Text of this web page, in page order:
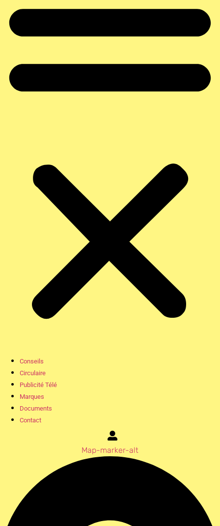
Conseils
Circulaire
Publicité Télé
Marques
Documents
Contact
Map-marker-alt